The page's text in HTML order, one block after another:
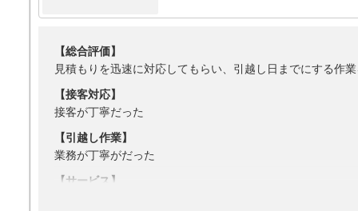
【総合評価】
見積もりを迅速に対応してもらい、引越し日までにする作
【接客対応】
接客が丁寧だった
【引越し作業】
業務が丁寧がだった
【サービス】